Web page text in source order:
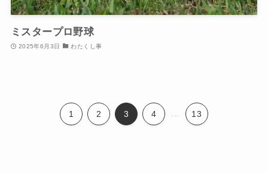
ミスタープロ野球
2025年6月3日 わたくし事
1 2 3 4 13